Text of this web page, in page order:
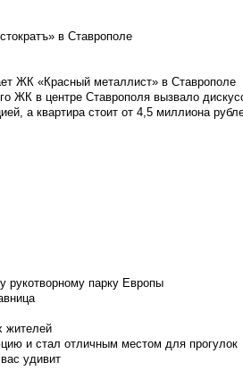
в Ставрополе
ЖК «Красный металлист» в Ставрополе
ЖК в центре Ставрополя вызвало
а квартира стоит от 4,5 миллиона
рукотворному парку Европы
жителей
и стал отличным местом для прогулок
удивит